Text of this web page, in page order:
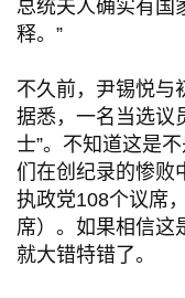
总统夫人确实有国
释。”
不久前，尹锡悦与
据悉，一名当选议
士”。不知道这是
们在创纪录的惨败
执政党108个议席
席）。如果相信这
就大错特错了。